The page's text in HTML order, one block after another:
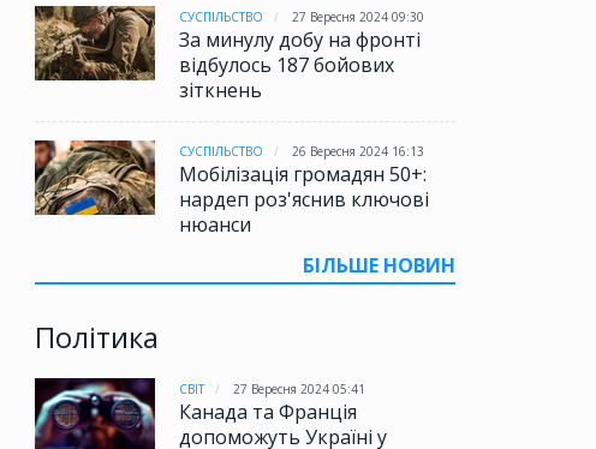
СУСПІЛЬСТВО 27 Вересня 2024 09:30
За минулу добу на фронті
відбулось 187 бойових
зіткнень
СУСПІЛЬСТВО 26 Вересня 2024 16:13
Мобілізація громадян 50+:
нардеп роз'яснив ключові
нюанси
БІЛЬШЕ НОВИН
Політика
СВІТ 27 Вересня 2024 05:41
Канада та Франція
допоможуть Україні у